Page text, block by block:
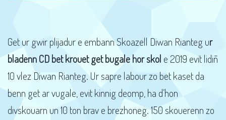
Get ur gwir plijadur e embann Skoazell Diwan Rianteg ur
bladenn CD bet krouet get bugale hor skol e 2019 evit lidiñ
10 vlez Diwan Rianteg. Ur sapre labour zo bet kaset da
benn get ar vugale, evit kinnig deomp, ha d’hon
divskouarn un 10 ton brav e brezhoneg. 150 skouerenn zo